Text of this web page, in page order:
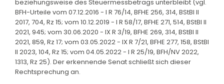
beziehungsweise des Steuermessbetrags unterbleibt (vgl.
BFH-Urteile vom 07.12.2016 - I R 76/14, BFHE 256, 314, BStBl II
2017, 704, Rz 15; vom 10.12.2019 - I R 58/17, BFHE 271, 514, BStBl II
2021, 945; vom 30.06.2020 - IX R 3/19, BFHE 269, 314, BStBl II
2021, 859, Rz 17; vom 03.05.2022 - IX R 7/21, BFHE 277, 158, BStBl
II 2023, 104, Rz 15; vom 04.05.2022 - I R 25/19, BFH/NV 2022,
1313, Rz 25). Der erkennende Senat schließt sich dieser
Rechtsprechung an.